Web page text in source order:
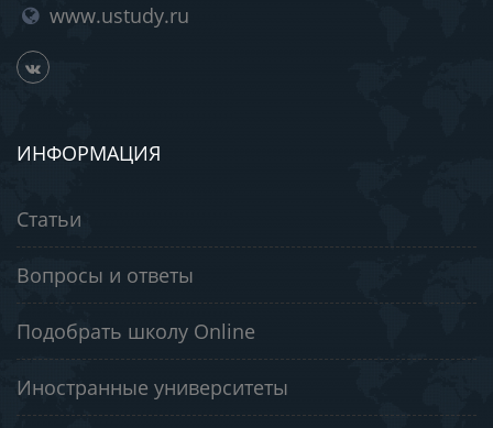
www.ustudy.ru
ИНФОРМАЦИЯ
Статьи
Вопросы и ответы
Подобрать школу Online
Иностранные университеты